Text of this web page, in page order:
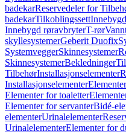
badekarReservedeler for
badekarTilkoblingssett
Innebygd røravbryterT-rør
skyllesystemerGeberit Duofix
SystemveggerSkinnesystemer
SkinnesystemerBekledninger
TilbehørInstallasjonselementer
Installasjonselementer
Elementer for toaletter
Elementer for servanterBidé-
elementerUrinalelementer
UrinalelementerElementer for